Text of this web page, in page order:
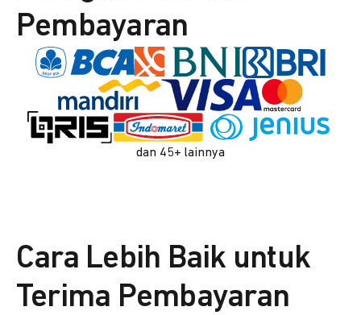
Pembayaran
dan 45+ lainnya
Cara Lebih Baik untuk
Terima Pembayaran